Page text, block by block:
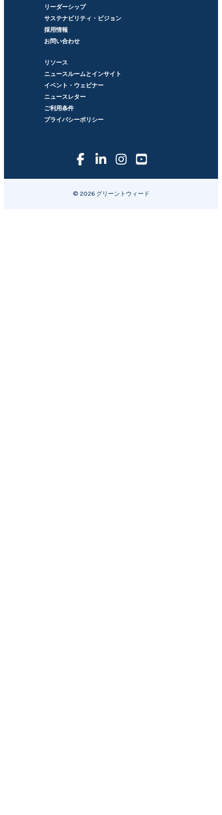
リーダーシップ
サステナビリティ・ビジョン
採用情報
お問い合わせ
リソース
ニュースルームとインサイト
イベント・ウェビナー
ニュースレター
ご利用条件
プライバシーポリシー
© 2026 グリーントウィード